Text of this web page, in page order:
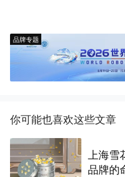
品牌专题
你可能也喜欢这些文章
上海
品牌的